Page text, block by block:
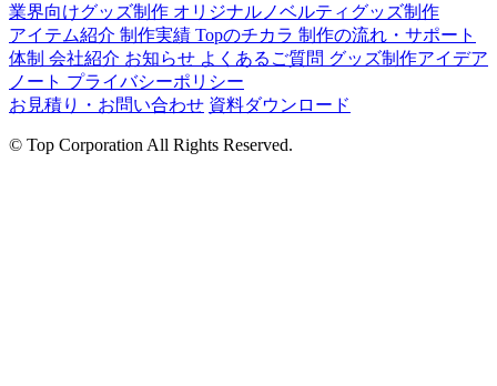
業界向けグッズ制作 オリジナルノベルティグッズ制作
アイテム紹介 制作実績 Topのチカラ 制作の流れ・サポート
体制 会社紹介 お知らせ よくあるご質問 グッズ制作アイデア
ノート プライバシーポリシー
お見積り・お問い合わせ 資料ダウンロード
© Top Corporation All Rights Reserved.